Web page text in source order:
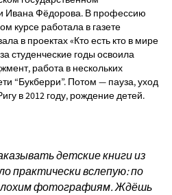
Ивана Фёдорова. В профессию
курсе работала в газете
в проектах «Кто есть кто в мире
студенческие годы освоила
работа в нескольких
“Букберри”. Потом — пауза, уход
в 2012 году, рождение детей.
детские книги из
практически вслепую: по
фотографиям. Ждёшь